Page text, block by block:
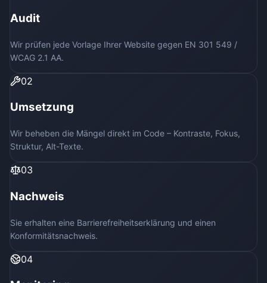
Audit
Wir prüfen jede Vorlage Ihrer Website gegen EN 301 549 /
WCAG 2.1 AA.
02
Umsetzung
Wir beheben die Mängel direkt im Code – Kontraste, Fokus,
Struktur, Alt-Texte.
03
Nachweis
Sie erhalten eine Barrierefreiheitserklärung und einen
Konformitätsnachweis.
04